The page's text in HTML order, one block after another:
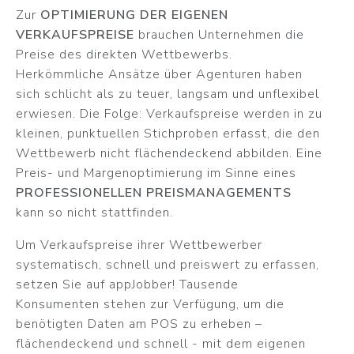
Zur OPTIMIERUNG DER EIGENEN
VERKAUFSPREISE brauchen Unternehmen die
Preise des direkten Wettbewerbs.
Herkömmliche Ansätze über Agenturen haben
sich schlicht als zu teuer, langsam und unflexibel
erwiesen. Die Folge: Verkaufspreise werden in zu
kleinen, punktuellen Stichproben erfasst, die den
Wettbewerb nicht flächendeckend abbilden. Eine
Preis- und Margenoptimierung im Sinne eines
PROFESSIONELLEN PREISMANAGEMENTS
kann so nicht stattfinden.
Um Verkaufspreise ihrer Wettbewerber
systematisch, schnell und preiswert zu erfassen,
setzen Sie auf appJobber! Tausende
Konsumenten stehen zur Verfügung, um die
benötigten Daten am POS zu erheben –
flächendeckend und schnell - mit dem eigenen